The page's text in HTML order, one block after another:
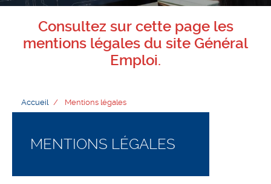
Consultez sur cette page les
mentions légales du site Général
Emploi.
Accueil Mentions légales
MENTIONS LÉGALES